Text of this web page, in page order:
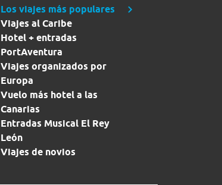
Los viajes más populares
Viajes al Caribe
Hotel + entradas
PortAventura
Viajes organizados por
Europa
Vuelo más hotel a las
Canarias
Entradas Musical El Rey
León
Viajes de novios